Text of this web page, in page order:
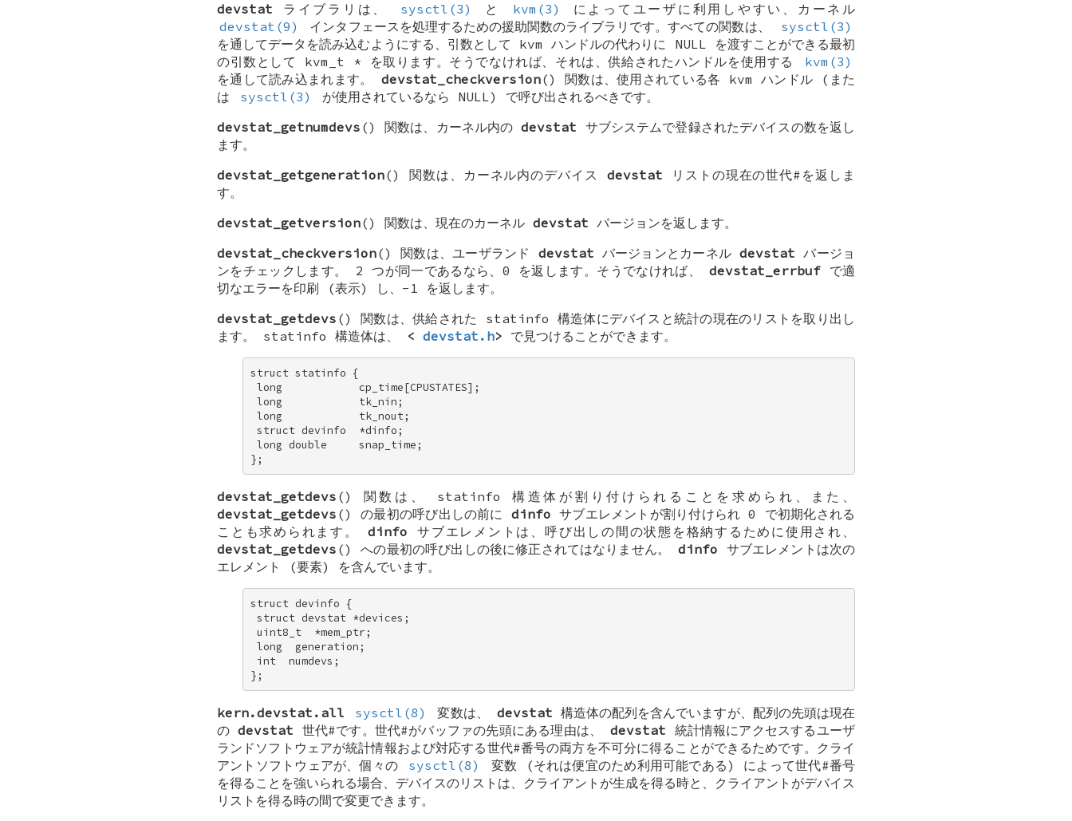
devstat ライブラリは、 sysctl(3) と kvm(3)
によってユーザに利用しやすい、カーネル
devstat(9)
インタフェースを処理するための援助関数のライブラリです。すべての関数は、
sysctl(3)
を通してデータを読み込むようにする、引数として kvm ハンドルの代わりに NULL を渡すことができる最初
の引数として kvm_t * を取ります。そうでなければ、それは、供給されたハンドルを使用する
kvm(3)
を通して読み込まれます。 devstat_checkversion() 関数は、使用されている各 kvm ハンドル (また
は
sysctl(3) が使用されているなら NULL) で呼び出されるべきです。
devstat_getnumdevs () 関数は、カーネル内のdevstat サブシステムで登録されたデバイスの数を返し
ます。
devstat_getgeneration() 関数は、カーネル内のデバイス devstat リストの現在の世代#を返しま
す。
devstat_getversion() 関数は、現在のカーネル devstat バージョンを返します。
devstat_checkversion() 関数は、ユーザランド devstat バージョンとカーネルdevstat バージョ
ンをチェックします。 2 つが同一であるなら、0 を返します。そうでなければ、devstat_errbuf で適
切なエラーを印刷 (表示) し、-1 を返します。
devstat_getdevs () 関数は、供給された statinfo 構造体にデバイスと統計の現在のリストを取り出し
ます。 statinfo 構造体は、 < devstat.h> で見つけることができます。
struct statinfo {
long            cp_time[CPUSTATES];
long            tk_nin;
long            tk_nout;
struct devinfo  *dinfo;
long double     snap_time;
};
devstat_getdevs () 関数は、 statinfo
構造体が割り付けられることを求められ、また、
devstat_getdevs () の最初の呼び出しの前に dinfo サブエレメントが割り付けられ 0 で初期化される
ことも求められます。dinfo サブエレメントは、呼び出しの間の状態を格納するために使用され、
devstat_getdevs () への最初の呼び出しの後に修正されてはなりません。dinfo サブエレメントは次の
エレメント (要素) を含んでいます。
struct devinfo {
struct devstat *devices;
uint8_t  *mem_ptr;
long  generation;
int  numdevs;
};
kern.devstat.all sysctl(8) 変数は、 devstat 構造体の配列を含んでいますが、配列の先頭は現在
のdevstat 世代#です。世代#がバッファの先頭にある理由は、devstat 統計情報にアクセスするユーザ
ランドソフトウェアが統計情報および対応する世代#番号の両方を不可分に得ることができるためです。クライ
アントソフトウェアが、個々の
sysctl(8)
変数 (それは便宜のため利用可能である) によって世代#番号
を得ることを強いられる場合、デバイスのリストは、クライアントが生成を得る時と、クライアントがデバイス
リストを得る時の間で変更できます。